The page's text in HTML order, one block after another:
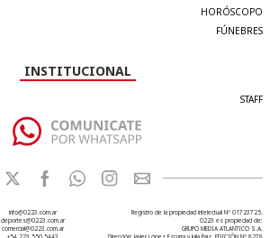
HORÓSCOPO
FÚNEBRES
INSTITUCIONAL
STAFF
info@0223.com.ar
deportes@0223.com.ar
comercial@0223.com.ar
Registro de la propiedad intelectual Nº 01723725.
0223 es propiedad de:
GRUPO MEDIA ATLANTICO S.A.